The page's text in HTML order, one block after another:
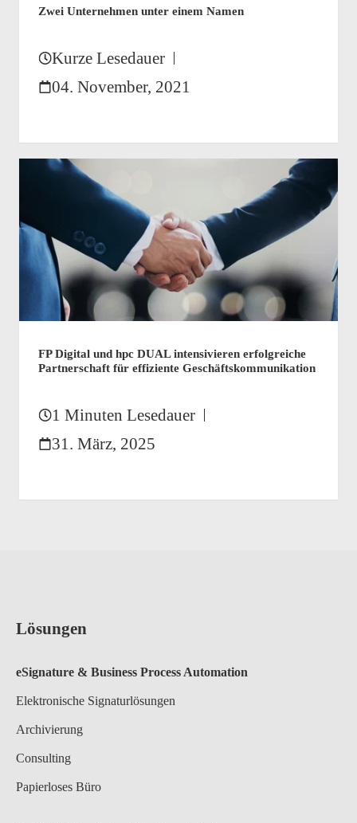
Zwei Unternehmen unter einem Namen
Kurze Lesedauer
04. November, 2021
FP Digital und hpc DUAL intensivieren erfolgreiche
Partnerschaft für effiziente Geschäftskommunikation
1 Minuten Lesedauer
31. März, 2025
Lösungen
eSignature & Business Process Automation
Elektronische Signaturlösungen
Archivierung
Consulting
Papierloses Büro